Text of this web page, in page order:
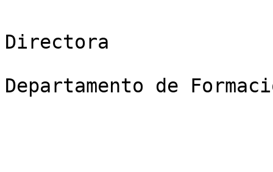
Directora
Departamento de